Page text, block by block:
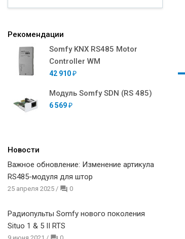
Рекомендации
Somfy KNX RS485 Motor
Controller WM
42 910 ₽
Модуль Somfy SDN (RS 485)
6 569 ₽
Новости
Важное обновление: Изменение артикула
RS485-модуля для штор
25 апреля 2025 / 0
Радиопульты Somfy нового поколения
Situo 1 & 5 II RTS